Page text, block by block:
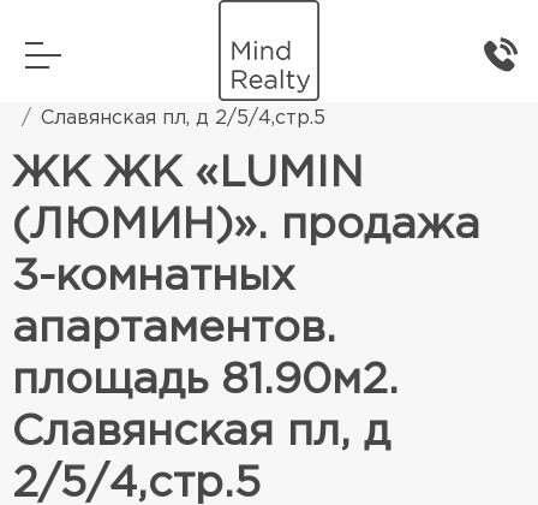
Элитная жилая недвижимость
Славянская пл, д 2/5/4,стр.5
ЖК ЖК «LUMIN
(ЛЮМИН)». продажа
3-комнатных
апартаментов.
площадь 81.90м2.
Славянская пл, д
2/5/4,стр.5